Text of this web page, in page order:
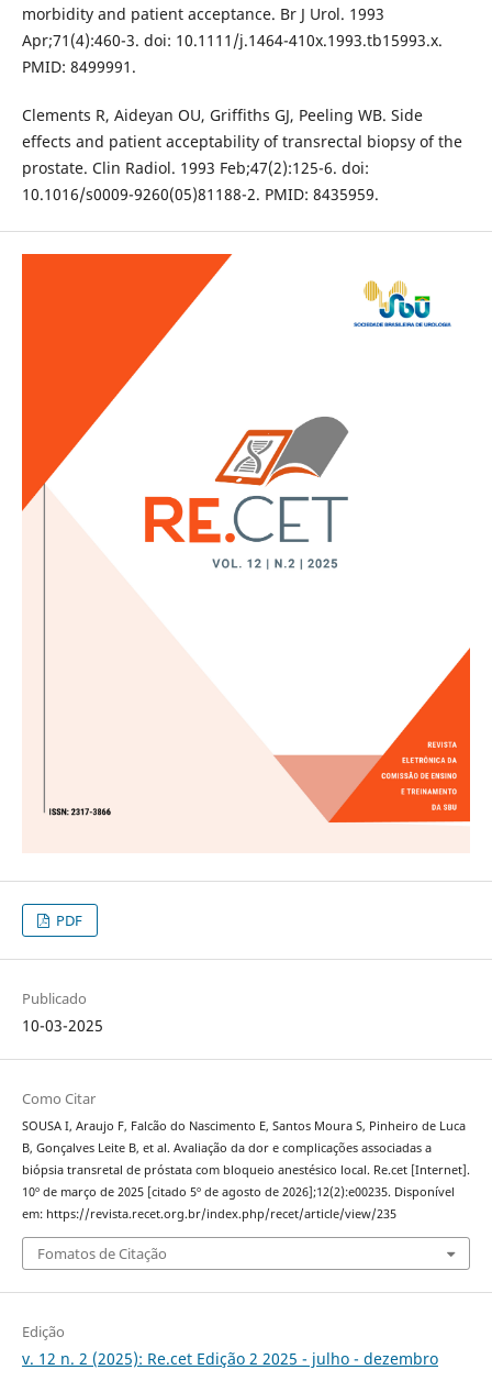
morbidity and patient acceptance. Br J Urol. 1993
Apr;71(4):460-3. doi: 10.1111/j.1464-410x.1993.tb15993.x.
PMID: 8499991.
Clements R, Aideyan OU, Griffiths GJ, Peeling WB. Side
effects and patient acceptability of transrectal biopsy of the
prostate. Clin Radiol. 1993 Feb;47(2):125-6. doi:
10.1016/s0009-9260(05)81188-2. PMID: 8435959.
PDF
Publicado
10-03-2025
Como Citar
SOUSA I, Araujo F, Falcão do Nascimento E, Santos Moura S, Pinheiro de Luca
B, Gonçalves Leite B, et al. Avaliação da dor e complicações associadas a
biópsia transretal de próstata com bloqueio anestésico local. Re.cet [Internet].
10º de março de 2025 [citado 5º de agosto de 2026];12(2):e00235. Disponível
em: https://revista.recet.org.br/index.php/recet/article/view/235
Fomatos de Citação
Edição
v. 12 n. 2 (2025): Re.cet Edição 2 2025 - julho - dezembro